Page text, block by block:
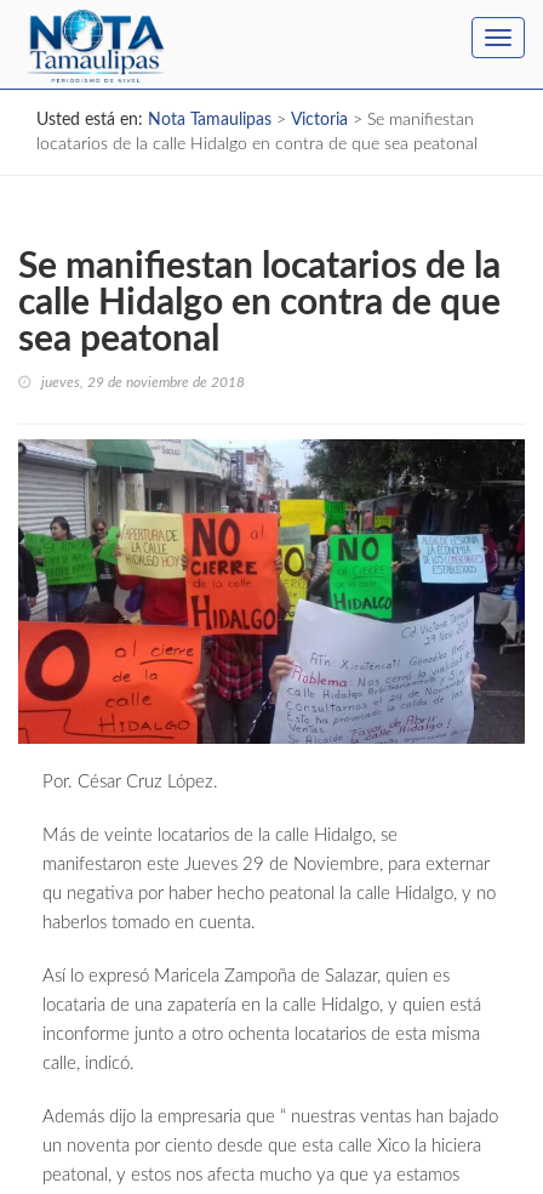
Usted está en: Nota Tamaulipas > Victoria > Se manifiestan
locatarios de la calle Hidalgo en contra de que sea peatonal
Se manifiestan locatarios de la
calle Hidalgo en contra de que
sea peatonal
jueves, 29 de noviembre de 2018
Por. César Cruz López.
Más de veinte locatarios de la calle Hidalgo, se
manifestaron este Jueves 29 de Noviembre, para externar
qu negativa por haber hecho peatonal la calle Hidalgo, y no
haberlos tomado en cuenta.
Así lo expresó Maricela Zampoña de Salazar, quien es
locataria de una zapatería en la calle Hidalgo, y quien está
inconforme junto a otro ochenta locatarios de esta misma
calle, indicó.
Además dijo la empresaria que “ nuestras ventas han bajado
un noventa por ciento desde que esta calle Xico la hiciera
peatonal, y estos nos afecta mucho ya que ya estamos